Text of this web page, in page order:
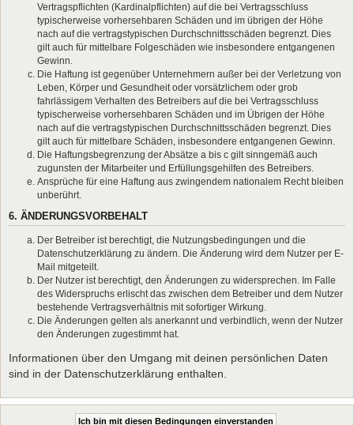
Vertragspflichten (Kardinalpflichten) auf die bei Vertragsschluss
typischerweise vorhersehbaren Schäden und im übrigen der Höhe
nach auf die vertragstypischen Durchschnittsschäden begrenzt. Dies
gilt auch für mittelbare Folgeschäden wie insbesondere entgangenen
Gewinn.
Die Haftung ist gegenüber Unternehmern außer bei der Verletzung von
Leben, Körper und Gesundheit oder vorsätzlichem oder grob
fahrlässigem Verhalten des Betreibers auf die bei Vertragsschluss
typischerweise vorhersehbaren Schäden und im Übrigen der Höhe
nach auf die vertragstypischen Durchschnittsschäden begrenzt. Dies
gilt auch für mittelbare Schäden, insbesondere entgangenen Gewinn.
Die Haftungsbegrenzung der Absätze a bis c gilt sinngemäß auch
zugunsten der Mitarbeiter und Erfüllungsgehilfen des Betreibers.
Ansprüche für eine Haftung aus zwingendem nationalem Recht bleiben
unberührt.
6. ÄNDERUNGSVORBEHALT
Der Betreiber ist berechtigt, die Nutzungsbedingungen und die
Datenschutzerklärung zu ändern. Die Änderung wird dem Nutzer per E-
Mail mitgeteilt.
Der Nutzer ist berechtigt, den Änderungen zu widersprechen. Im Falle
des Widerspruchs erlischt das zwischen dem Betreiber und dem Nutzer
bestehende Vertragsverhältnis mit sofortiger Wirkung.
Die Änderungen gelten als anerkannt und verbindlich, wenn der Nutzer
den Änderungen zugestimmt hat.
Informationen über den Umgang mit deinen persönlichen Daten
sind in der Datenschutzerklärung enthalten.